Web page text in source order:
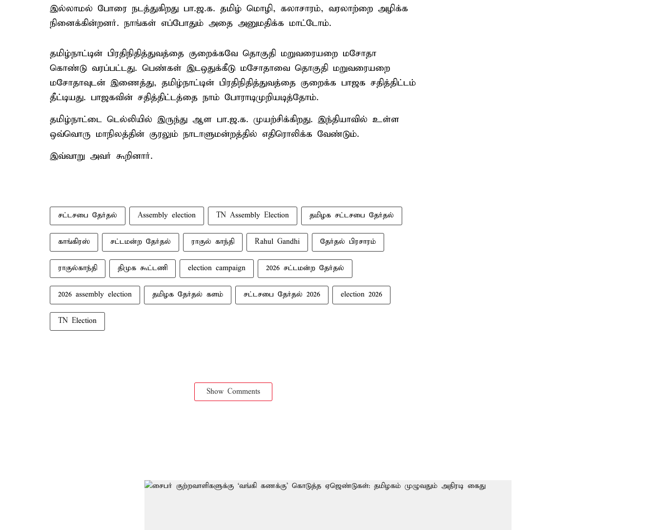
இல்லாமல் போரை நடத்துகிறது பா.ஜ.க. தமிழ் மொழி, கலாசாரம், வரலாற்றை அழிக்க
நினைக்கின்றனர். நாங்கள் எப்போதும் அதை அனுமதிக்க மாட்டோம்.
தமிழ்நாட்டின் பிரதிநிதித்துவத்தை குறைக்கவே தொகுதி மறுவரையறை மசோதா
கொண்டு வரப்பட்டது. பெண்கள் இடஒதுக்கீடு மசோதாவை தொகுதி மறுவரையறை
மசோதாவுடன் இணைத்து, தமிழ்நாட்டின் பிரதிநிதித்துவத்தை குறைக்க பாஜக சதித்திட்டம்
தீட்டியது. பாஜகவின் சதித்திட்டத்தை நாம் போராடிமுறியடித்தோம்.
தமிழ்நாட்டை டெல்லியில் இருந்து ஆள பா.ஜ.க. முயற்சிக்கிறது. இந்தியாவில் உள்ள
ஒவ்வொரு மாநிலத்தின் குரலும் நாடாளுமன்றத்தில் எதிரொலிக்க வேண்டும்.
இவ்வாறு அவர் கூறினார்.
சட்டசபை தேர்தல் Assembly election TN Assembly Election தமிழக சட்டசபை தேர்தல்
காங்கிரஸ் சட்டமன்ற தேர்தல் ராகுல் காந்தி Rahul Gandhi தேர்தல் பிரசாரம்
ராகுல்காந்தி திமுக கூட்டணி election campaign 2026 சட்டமன்ற தேர்தல்
2026 assembly election தமிழக தேர்தல் களம் சட்டசபை தேர்தல் 2026 election 2026
TN Election
Show Comments